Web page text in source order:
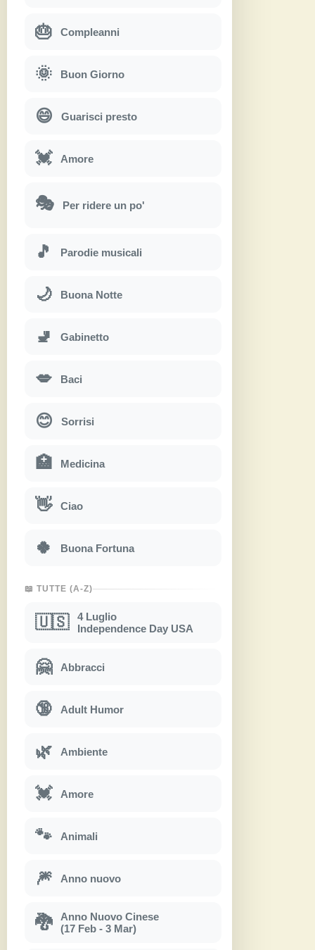
🎂 Compleanni
🌞 Buon Giorno
😄 Guarisci presto
💓 Amore
🎭 Per ridere un po'
🎵 Parodie musicali
🌙 Buona Notte
🚽 Gabinetto
💋 Baci
😊 Sorrisi
🏥 Medicina
👋 Ciao
🍀 Buona Fortuna
📖 TUTTE (A-Z)
🇺🇸
4 Luglio
Independence Day USA
🤗 Abbracci
🔞 Adult Humor
🌿 Ambiente
💓 Amore
🐾 Animali
🎆 Anno nuovo
🐉
Anno Nuovo Cinese
(17 Feb - 3 Mar)